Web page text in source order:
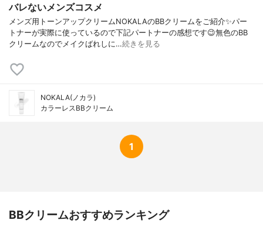
バレないメンズコスメ
メンズ用トーンアップクリームNOKALAのBBクリームをご紹介✨パー
トナーが実際に使っているので下記パートナーの感想です😉無色のBB
クリームなのでメイクばれしに…続きを見る
NOKALA(ノカラ)
カラーレスBBクリーム
1
BBクリームおすすめランキング